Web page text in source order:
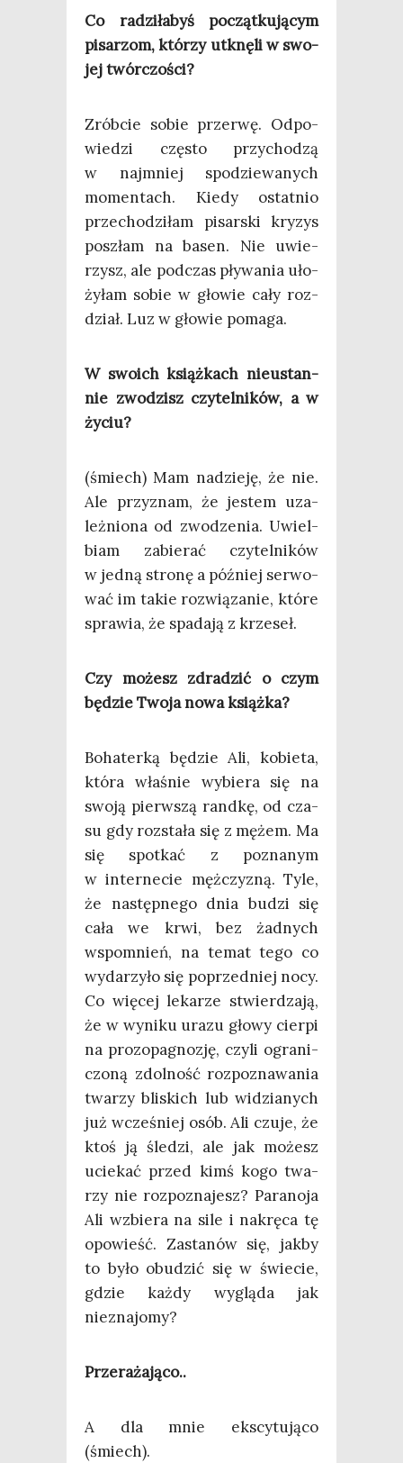
Co radzi­ła­byś począt­ku­ją­cym
pisa­rzom, któ­rzy utknę­li w swo­
jej twórczości?
Zrób­cie sobie prze­rwę. Odpo­
wie­dzi czę­sto przy­cho­dzą
w naj­mniej spo­dzie­wa­nych
momen­tach. Kie­dy ostat­nio
prze­cho­dzi­łam pisar­ski kry­zys
poszłam na basen. Nie uwie­
rzysz, ale pod­czas pły­wa­nia uło­
ży­łam sobie w gło­wie cały roz­
dział. Luz w gło­wie pomaga.
W swo­ich książ­kach nie­ustan­
nie zwo­dzisz czy­tel­ni­ków, a w
życiu?
(śmiech) Mam nadzie­ję, że nie.
Ale przy­znam, że jestem uza­
leż­nio­na od zwo­dze­nia. Uwiel­
biam zabie­rać czy­tel­ni­ków
w jed­ną stro­nę a póź­niej ser­wo­
wać im takie roz­wią­za­nie, któ­re
spra­wia, że spa­da­ją z krzeseł.
Czy możesz zdra­dzić o czym
będzie Two­ja nowa książka?
Boha­ter­ką będzie Ali, kobie­ta,
któ­ra wła­śnie wybie­ra się na
swo­ją pierw­szą rand­kę, od cza­
su gdy roz­sta­ła się z mężem. Ma
się spo­tkać z pozna­nym
w inter­ne­cie męż­czy­zną. Tyle,
że następ­ne­go dnia budzi się
cała we krwi, bez żad­nych
wspo­mnień, na temat tego co
wyda­rzy­ło się poprzed­niej nocy.
Co wię­cej leka­rze stwier­dza­ją,
że w wyni­ku ura­zu gło­wy cier­pi
na pro­zo­pa­gno­zję, czy­li ogra­ni­
czo­ną zdol­ność roz­po­zna­wa­nia
twa­rzy bli­skich lub widzia­nych
już wcze­śniej osób. Ali czu­je, że
ktoś ją śle­dzi, ale jak możesz
ucie­kać przed kimś kogo twa­
rzy nie roz­po­zna­jesz? Para­no­ja
Ali wzbie­ra na sile i nakrę­ca tę
opo­wieść. Zasta­nów się, jak­by
to było obu­dzić się w świe­cie,
gdzie każ­dy wyglą­da jak
nieznajomy?
Prze­ra­ża­ją­co..
A dla mnie eks­cy­tu­ją­co
(śmiech).